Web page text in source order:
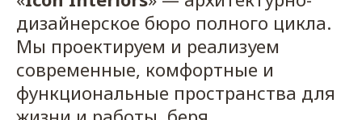
дизайнерское бюро полного цикла.
Мы проектируем и реализуем
современные, комфортные и
функциональные пространства для